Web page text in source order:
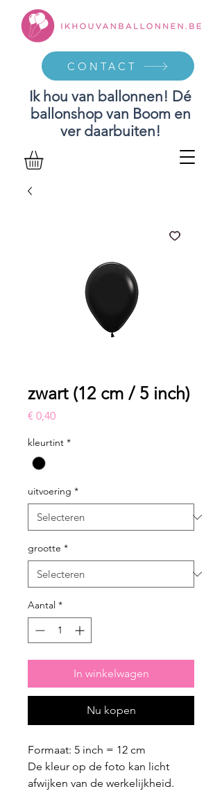
Ik hou van ballonnen! Dé
ballonshop van Boom en
ver daarbuiten!
CONTACT
zwart (12 cm / 5 inch)
€ 0,40Prijs
kleurtint *
uitvoering *
grootte *
Aantal *
In winkelwagen
Nu kopen
Formaat: 5 inch = 12 cm
De kleur op de foto kan licht
afwijken van de werkelijkheid.